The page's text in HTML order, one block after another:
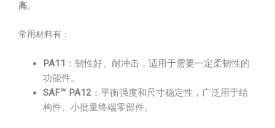
高。
常用材料有：
PA11 ：韧性好、耐冲击，适用于需要一定柔韧性的
功能件。
SAF™ PA12 ：平衡强度和尺寸稳定性，广泛用于结
构件、小批量终端零部件。